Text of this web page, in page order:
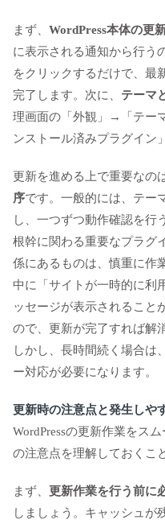
まず、 WordPress本体の更
に表示される通知から行う
をクリックするだけで、最
完了します。次に、 テーマ
理画面の「外観」→「テー
ンストール済みプラグイン
更新を進める上で重要なの
序です。一般的には、テー
し、一つずつ動作確認を行
根幹に関わる重要なプラグ
係にあるものは、慎重に作
中に「サイトが一時的に利
ッセージが表示されること
ので、更新が完了すれば解
しかし、長時間続く場合は
ー対応が必要になります。
更新時の注意点と発生しや
WordPressの更新作業をス
の注意点を理解しておくこ
まず、 更新作業を行う前に
しましょう。キャッシュが